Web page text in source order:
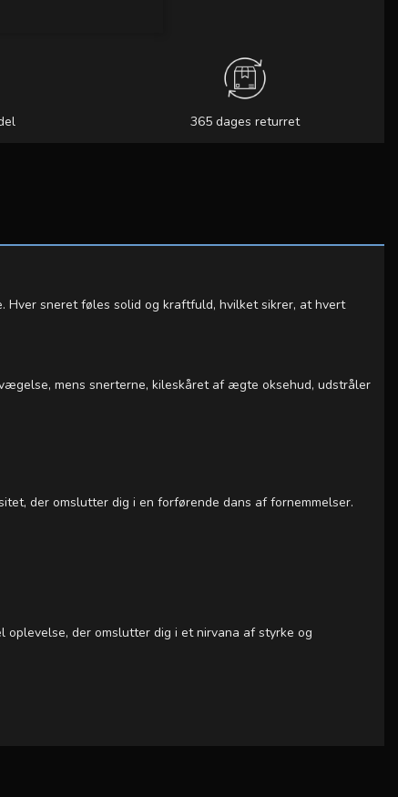
365 dages returret
Hver sneret føles solid og kraftfuld, hvilket sikrer, at hvert
mens snerterne, kileskåret af ægte oksehud, udstråler
der omslutter dig i en forførende dans af fornemmelser.
oplevelse, der omslutter dig i et nirvana af styrke og